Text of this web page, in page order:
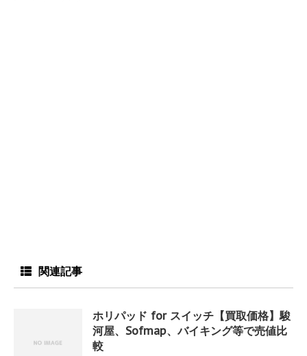
関連記事
ホリパッド for スイッチ【買取価格】駿
河屋、Sofmap、バイキング等で売値比
較